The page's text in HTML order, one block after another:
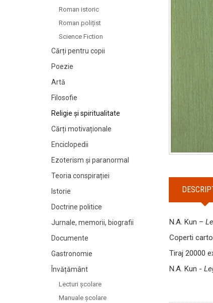
N.A. Kun –
Coperti
Tiraj 20000
N.A. Kun -
Roman istoric
Roman polițist
Science Fiction
Cărți pentru copii
Poezie
Artă
Filosofie
Religie și spiritualitate
Cărți motivaționale
Enciclopedii
Ezoterism și paranormal
Teoria conspirației
Istorie
Doctrine politice
Jurnale, memorii, biografii
Documente
Gastronomie
Învățământ
Lecturi şcolare
Manuale şcolare